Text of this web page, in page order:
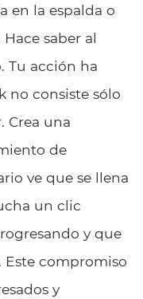
en la espalda o
saber al
Tu acción ha
no consiste sólo
Crea una
de
ve que se llena
un clic
y que
Este compromiso
y